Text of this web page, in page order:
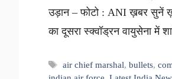
उड़ान – फोटो : ANI ख़बर सुनें
का दूसरा स्क्वॉड्रन वायुसेना में
Tags
air chief marshal,bullets,